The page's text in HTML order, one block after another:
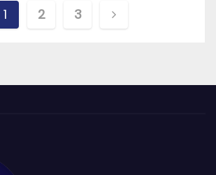
Paginación
1 2 3